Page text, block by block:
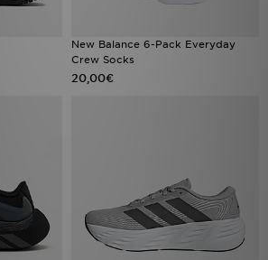
New Balance 6-Pack Everyday
Crew Socks
20,00€